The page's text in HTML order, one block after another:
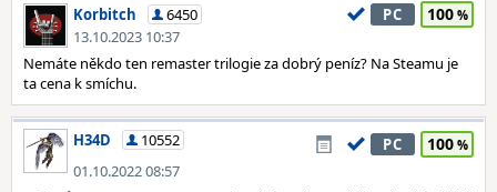
Korbitch
6450
13.10.2023 10:37
PC 100
Nemáte někdo ten remaster trilogie za dobrý peníz? Na Steamu je
ta cena k smíchu.
H34D
10552
01.10.2022 08:57
PC 100